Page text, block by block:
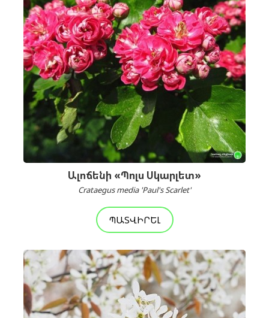
Ալոճենի «Պոլս Սկարլետ»
Crataegus media 'Paul's Scarlet'
ՊԱՏՎԻՐԵԼ